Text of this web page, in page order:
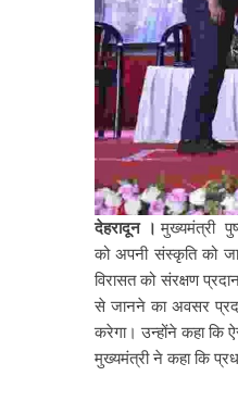
देहरादून ।मुख्यमंत्री
को अपनी संस्कृति को
विरासत को संरक्षण
से जानने का अवसर
करेगा। उन्होंने कहा कि
मुख्यमंत्री ने कहा कि